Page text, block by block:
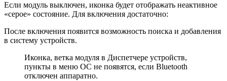
Если модуль выключен, иконка будет отображать неактивное
«серое» состояние. Для включения достаточно:
После включения появится возможность поиска и добавления
в систему устройств.
Иконка, ветка модуля в Диспетчере устройств,
пункты в меню ОС не появятся, если Bluetooth
отключен аппаратно.